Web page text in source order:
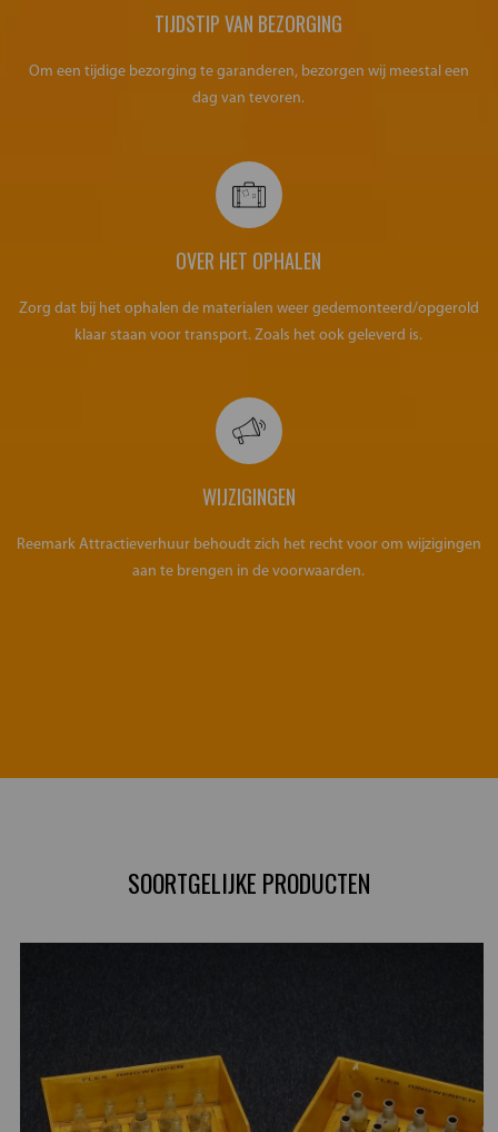
TIJDSTIP VAN BEZORGING
Om een tijdige bezorging te garanderen, bezorgen wij meestal een
dag van tevoren.
OVER HET OPHALEN
Zorg dat bij het ophalen de materialen weer gedemonteerd/opgerold
klaar staan voor transport. Zoals het ook geleverd is.
WIJZIGINGEN
Reemark Attractieverhuur behoudt zich het recht voor om wijzigingen
aan te brengen in de voorwaarden.
SOORTGELIJKE PRODUCTEN